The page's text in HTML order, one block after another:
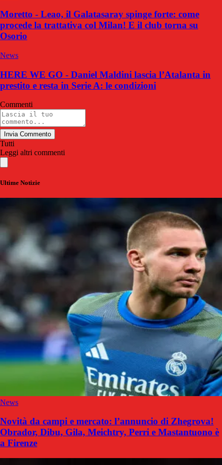
Moretto - Leao, il Galatasaray spinge forte: come
procede la trattativa col Milan! E il club torna su
Osorio
News
HERE WE GO - Daniel Maldini lascia l’Atalanta in
prestito e resta in Serie A: le condizioni
Commenti
Invia Commento
Tutti
Leggi altri commenti
Ultime Notizie
News
Novità da campi e mercato: l’annuncio di Zhegrova!
Obrador, Dibu, Gila, Meichtry, Perri e Mastantuono è
a Firenze